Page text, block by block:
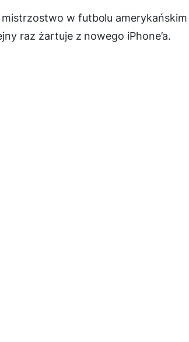
w futbolu amerykańskim
raz żartuje z nowego iPhone’a.